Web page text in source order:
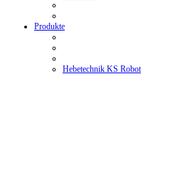
Produkte
Hebetechnik KS Robot